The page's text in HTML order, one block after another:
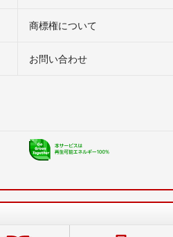
商標権について
お問い合わせ